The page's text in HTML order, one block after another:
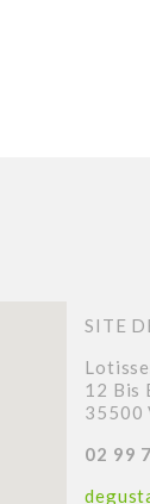
SITE
12 Bis
35500
02 99